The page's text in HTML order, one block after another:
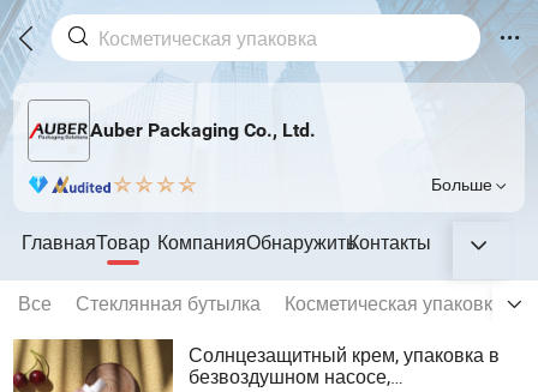
Auber Packaging Co., Ltd.
Больше
ГлавнаяТовар КомпанияОбнаружитьКонтакты
Все Стеклянная бутылка Косметическая упаковка
Солнцезащитный крем, упаковка в
безвоздушном насосе,